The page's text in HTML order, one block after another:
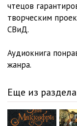
чтецов
творческим
СВиД.
Аудиокнига
жанра.
Еще из